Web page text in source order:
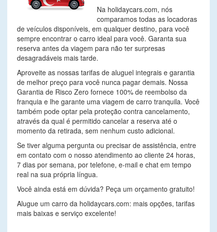
Na holidaycars.com, nós
comparamos todas as locadoras
de veículos disponíveis, em qualquer destino, para você
sempre encontrar o carro ideal para você. Garanta sua
reserva antes da viagem para não ter surpresas
desagradáveis mais tarde.
Aproveite as nossas tarifas de aluguel integrais e garantia
de melhor preço para você nunca pagar demais. Nossa
Garantia de Risco Zero fornece 100% de reembolso da
franquia e lhe garante uma viagem de carro tranquila. Você
também pode optar pela proteção contra cancelamento,
através da qual é permitido cancelar a reserva até o
momento da retirada, sem nenhum custo adicional.
Se tiver alguma pergunta ou precisar de assistência, entre
em contato com o nosso atendimento ao cliente 24 horas,
7 dias por semana, por telefone, e-mail e chat em tempo
real na sua própria língua.
Você ainda está em dúvida? Peça um orçamento gratuito!
Alugue um carro da holidaycars.com: mais opções, tarifas
mais baixas e serviço excelente!